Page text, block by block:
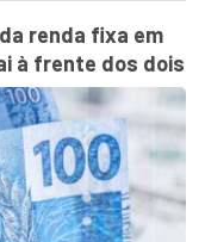
renda fixa em
à frente dos dois